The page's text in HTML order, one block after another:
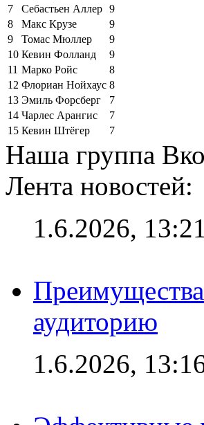
7
Себастьен Аллер 9
8
Макс Крузе
9
9
Томас Мюллер
9
10 Кевин Фолланд
9
11 Марко Ройс
8
12 Флориан Нойхаус 8
13 Эмиль Форсберг
7
14 Чарлес Арангис
7
15 Кевин Штёгер 7
Наша группа
Лента новостей:
1.6.2026, 13:21
аудиторию
1.6.2026,